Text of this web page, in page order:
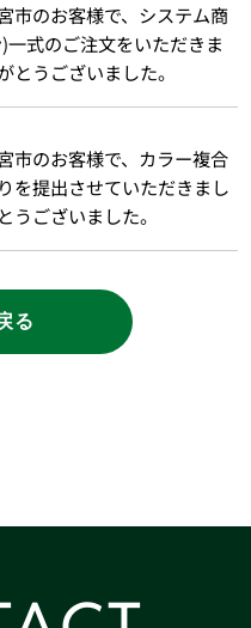
市のお客様で、システム商
一式のご注文をいただきま
とうございました。
市のお客様で、カラー複合
を提出させていただきまし
うございました。
る